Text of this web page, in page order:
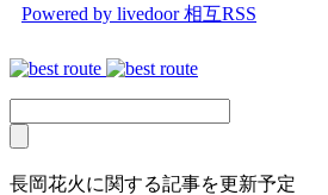
Powered by livedoor 相互RSS
長岡花火に関する記事を更新予定